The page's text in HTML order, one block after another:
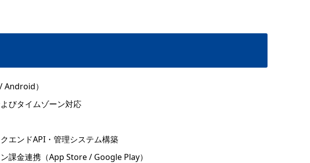
Android）
びタイムゾーン対応
エンドAPI・管理システム構築
課金連携（App Store / Google Play）